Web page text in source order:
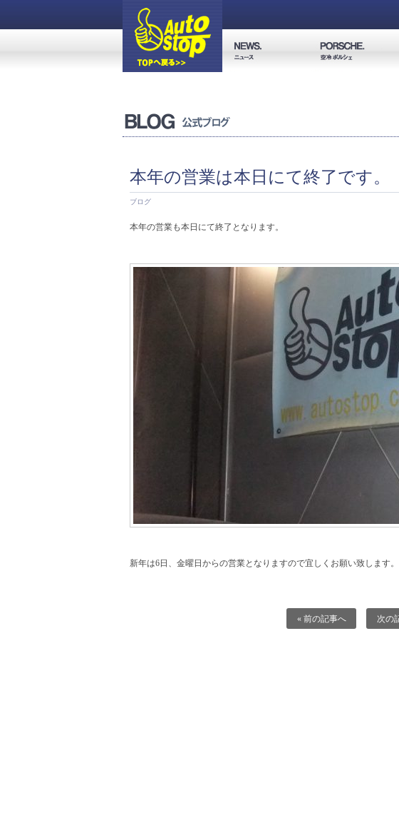
本年の営業は本日にて終了です。
ブログ
本年の営業も本日にて終了となります。
新年は6日、金曜日からの営業となりますので宜しくお願い致します。
« 前の記事へ 次の